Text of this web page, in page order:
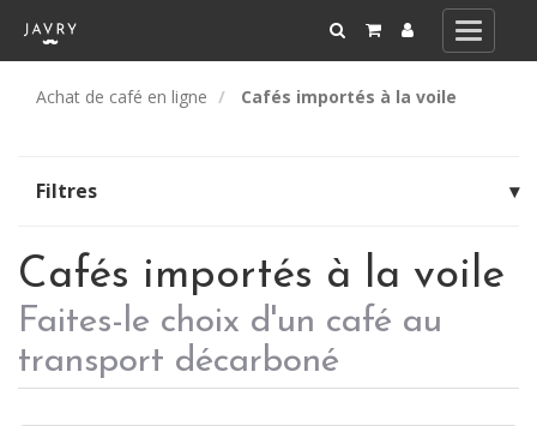
Toggle
Achat de café en ligne
Cafés importés à la voile
Filtres ▾
Cafés importés à la voile
Faites-le choix d'un café au
transport décarboné